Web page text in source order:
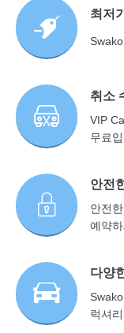
최저
취소
VIP
무료
안전
안전
예약
다양
럭셔